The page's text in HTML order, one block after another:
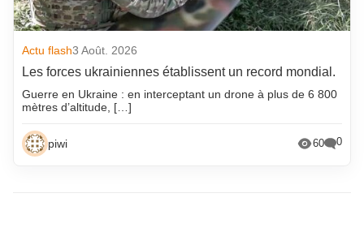
Actu flash3 Août. 2026
Les forces ukrainiennes établissent un record mondial.
Guerre en Ukraine : en interceptant un drone à plus de 6 800
mètres d’altitude, […]
piwi 60 0